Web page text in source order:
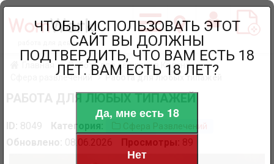
работа для девушек
Главная
Работа для девушек в Краснодаре
Сфера развлечений
Работа для любых типажей
РАБОТА ДЛЯ ЛЮБЫХ ТИПАЖЕЙ
ID: 8049 Категория: Сфера Развлечений
Обновлено: 08.06.2026 Просмотры: 89
ЧТОБЫ ИСПОЛЬЗОВАТЬ ЭТОТ
САЙТ ВЫ ДОЛЖНЫ
ПОДТВЕРДИТЬ, ЧТО ВАМ ЕСТЬ 18
ЛЕТ. ВАМ ЕСТЬ 18 ЛЕТ?
Да, мне есть 18
Нет